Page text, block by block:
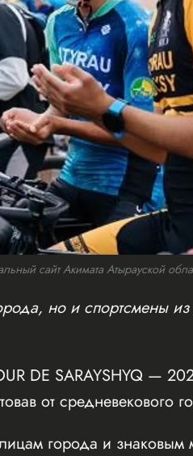
сайт Акимата Атырауской
но и спортсмены
DE SARAYSHYQ —
от
города и знаковым